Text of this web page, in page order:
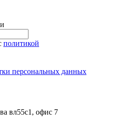
политикой
персональных данных
вл55с1, офис 7